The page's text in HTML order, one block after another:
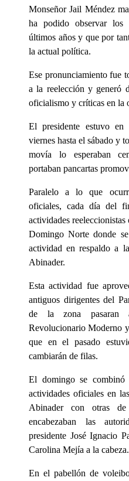
Monseñor Jail Méndez
ha podido observar los
últimos años y que por
la actual política.
Ese pronunciamiento fue
a la reelección y generó
oficialismo y críticas en la
El presidente estuvo
viernes hasta el sábado y
movía lo esperaban
portaban pancartas
Paralelo a lo que
oficiales, cada día del
actividades
Domingo Norte donde
actividad en respaldo a
Abinader.
Esta actividad fue
antiguos dirigentes del
de la zona
Revolucionario Moderno
que en el pasado
cambiarán de filas.
El domingo se combinó
actividades oficiales en
Abinader con otras de
encabezaban las
presidente José Ignacio
Carolina Mejía a la cabeza.
En el pabellón de